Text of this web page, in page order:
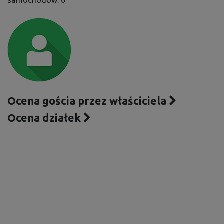
Ocena gościa przez właściciela
Ocena działek